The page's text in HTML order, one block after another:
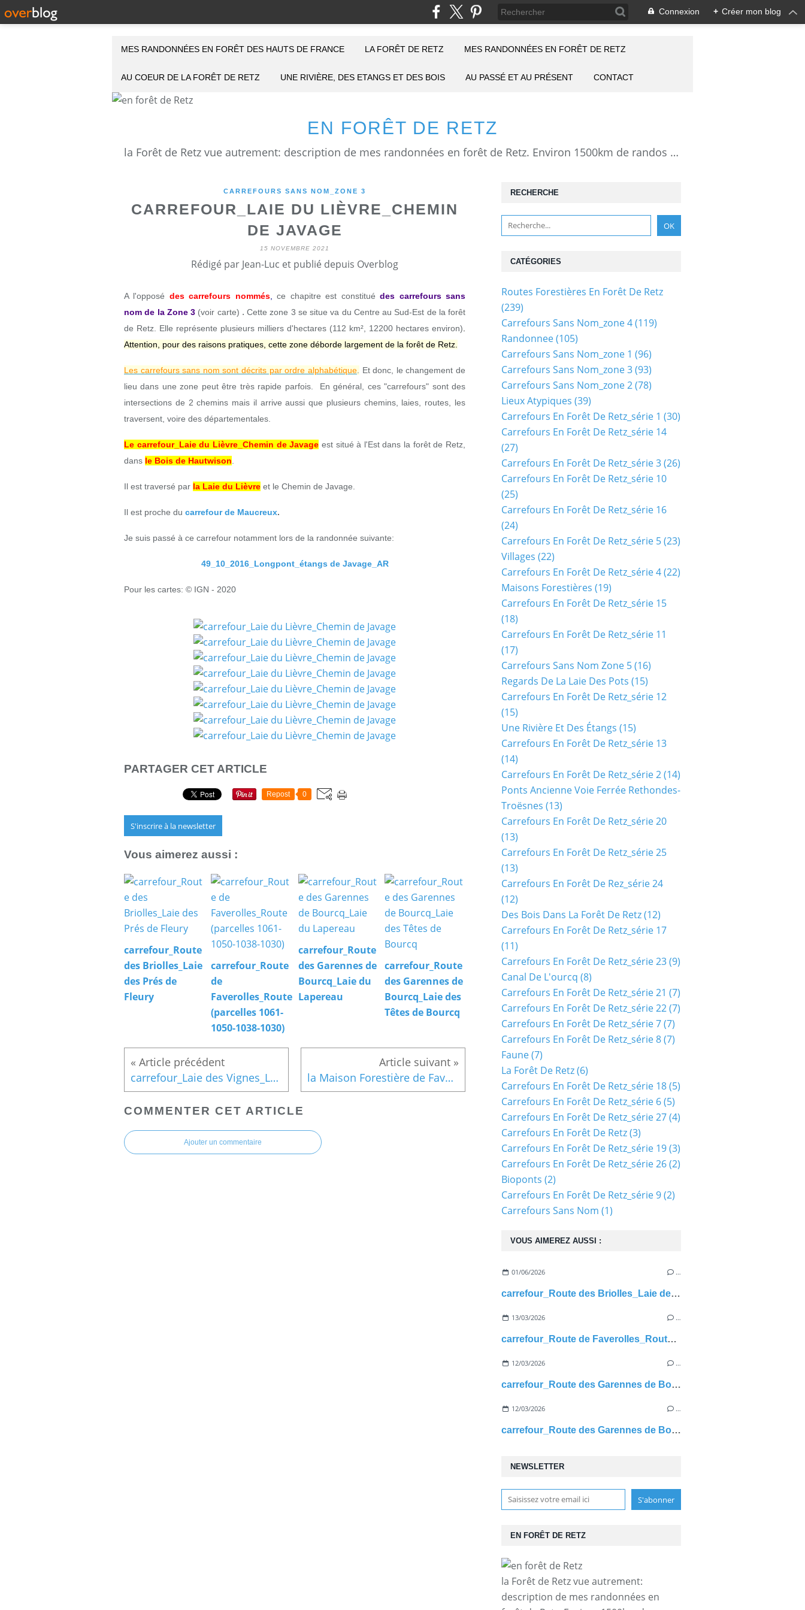
Connexion + Créer mon blog
EN FORÊT DE RETZ
la Forêt de Retz vue autrement: description de mes randonnées en forêt de Retz. Environ 1500km de randos et 25000 photos pour montrer cette forêt magnifique et ses particularités: les lieux atypiques comme la Pierre Clouise, la Cave du Diable, la Pierre Fortière, la Grotte Saint-Antoine ... Mais aussi les 360 carrefours nommés, plus de 100 routes forestières, les étangs, des villages et hameaux
MES RANDONNÉES EN FORÊT DES HAUTS DE FRANCE LA FORÊT DE RETZ MES RANDONNÉES EN FORÊT DE RETZ
AU COEUR DE LA FORÊT DE RETZ UNE RIVIÈRE, DES ETANGS ET DES BOIS AU PASSÉ ET AU PRÉSENT CONTACT
CARREFOURS SANS NOM_ZONE 3
CARREFOUR_LAIE DU LIÈVRE_CHEMIN
DE JAVAGE
15 NOVEMBRE 2021
Rédigé par Jean-Luc et publié depuis Overblog
A l'opposé des carrefours nommés, ce chapitre est constitué des carrefours sans
nom de la Zone 3 (voir carte) . Cette zone 3 se situe va du Centre au Sud-Est de la forêt
de Retz. Elle représente plusieurs milliers d'hectares (112 km², 12200 hectares environ)
Attention, pour des raisons pratiques, cette zone déborde largement de la forêt de Retz.
Les carrefours sans nom sont décrits par ordre alphabétique.
Et donc, le changement de
lieu dans une zone peut être très rapide parfois. En général, ces "carrefours" sont des
intersections de 2 chemins mais il arrive aussi que plusieurs chemins, laies, routes, les
traversent, voire des départementales.
Le carrefour_Laie du Lièvre_Chemin de Javage est situé à l'Est dans la forêt de Retz,
dans le Bois de Hautwison
Il est traversé par la Laie du Lièvre et le Chemin de Javage
Il est proche du carrefour de Maucreux.
Je suis passé à ce carrefour notamment lors de la randonnée suivante:
49_10_2016_Longpont_étangs de Javage_AR
Pour les cartes: © IGN - 2020
PARTAGER CET ARTICLE
Repost 0
S'inscrire à la newsletter
Vous aimerez aussi :
carrefour_Route
des Briolles_Laie
des Prés de
Fleury
carrefour_Route
de
Faverolles_Route
(parcelles 1061-
1050-1038-1030)
carrefour_Route
des Garennes de
Bourcq_Laie du
Lapereau
carrefour_Route
des Garennes de
Bourcq_Laie des
Têtes de Bourcq
carrefour_Laie des Vignes_Laie de la Réforme la Maison Forestière de Faverolles
COMMENTER CET ARTICLE
Ajouter un commentaire
NEWSLETTER
RECHERCHE
EN FORÊT DE RETZ
la Forêt de Retz vue autrement:
description de mes randonnées en
VOUS AIMEREZ AUSSI :
01/06/2026 …
carrefour_Route des Briolles_Laie des Prés de Fleury
13/03/2026 …
carrefour_Route de Faverolles_Route (parcelles 1061-1050-1038-1030)
12/03/2026 …
carrefour_Route des Garennes de Bourcq_Laie du Lapereau
12/03/2026 …
carrefour_Route des Garennes de Bourcq_Laie des Têtes de Bourcq
CATÉGORIES
Routes Forestières En Forêt De Retz
(239)
Carrefours Sans Nom_zone 4(119)
Randonnee(105)
Carrefours Sans Nom_zone 1 (96)
Carrefours Sans Nom_zone 3(93)
Carrefours Sans Nom_zone 2(78)
Lieux Atypiques (39)
Carrefours En Forêt De Retz_série 1 (30)
Carrefours En Forêt De Retz_série 14
(27)
Carrefours En Forêt De Retz_série 3(26)
Carrefours En Forêt De Retz_série 10
(25)
Carrefours En Forêt De Retz_série 16
(24)
Carrefours En Forêt De Retz_série 5(23)
Villages (22)
Carrefours En Forêt De Retz_série 4(22)
Maisons Forestières (19)
Carrefours En Forêt De Retz_série 15
(18)
Carrefours En Forêt De Retz_série 11
(17)
Carrefours Sans Nom Zone 5(16)
Regards De La Laie Des Pots (15)
Carrefours En Forêt De Retz_série 12
(15)
Une Rivière Et Des Étangs (15)
Carrefours En Forêt De Retz_série 13
(14)
Carrefours En Forêt De Retz_série 2(14)
Ponts Ancienne Voie Ferrée Rethondes-
Troësnes (13)
Carrefours En Forêt De Retz_série 20
(13)
Carrefours En Forêt De Retz_série 25
(13)
Carrefours En Forêt De Rez_série 24
(12)
Des Bois Dans La Forêt De Retz(12)
Carrefours En Forêt De Retz_série 17
(11)
Carrefours En Forêt De Retz_série 23(9)
Canal De L'ourcq (8)
Carrefours En Forêt De Retz_série 21 (7)
Carrefours En Forêt De Retz_série 22(7)
Carrefours En Forêt De Retz_série 7(7)
Carrefours En Forêt De Retz_série 8(7)
Faune(7)
La Forêt De Retz(6)
Carrefours En Forêt De Retz_série 18(5)
Carrefours En Forêt De Retz_série 6(5)
Carrefours En Forêt De Retz_série 27(4)
Carrefours En Forêt De Retz(3)
Carrefours En Forêt De Retz_série 19(3)
Carrefours En Forêt De Retz_série 26(2)
Bioponts (2)
Carrefours En Forêt De Retz_série 9(2)
Carrefours Sans Nom (1)